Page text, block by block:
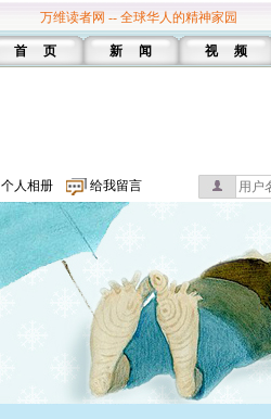
万维读者网 -- 全球华人的精神家园
首 页 新 闻 视 频
个人相册 给我留言